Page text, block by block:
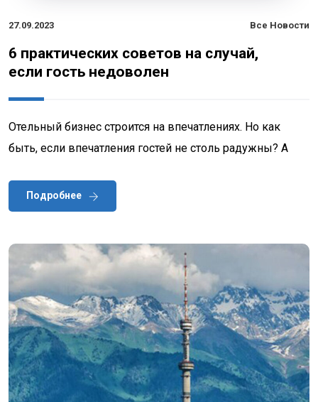
27.09.2023 Все Новости
6 практических советов на случай,
если гость недоволен
Отельный бизнес строится на впечатлениях. Но как
быть, если впечатления гостей не столь радужны? А
Подробнее